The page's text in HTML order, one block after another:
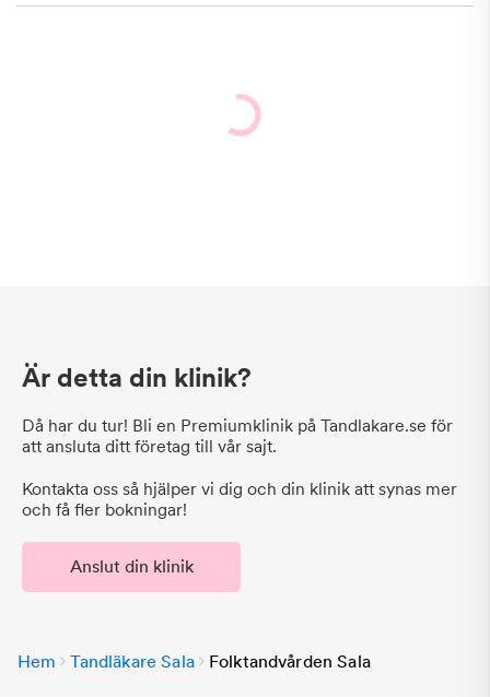
Är detta din klinik?
Då har du tur! Bli en Premiumklinik på Tandlakare.se för
att ansluta ditt företag till vår sajt.
Kontakta oss så hjälper vi dig och din klinik att synas mer
och få fler bokningar!
Anslut din klinik
Hem Tandläkare Sala Folktandvården Sala